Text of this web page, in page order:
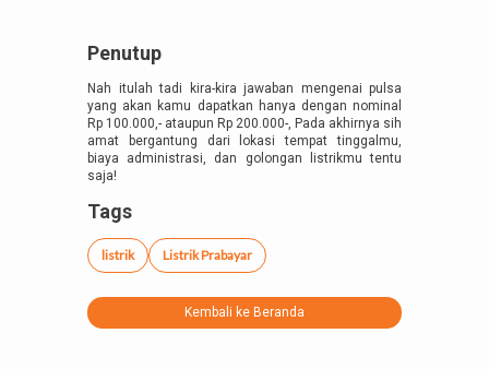
Penutup
Nah itulah tadi kira-kira jawaban mengenai pulsa
yang akan kamu dapatkan hanya dengan nominal
Rp 100.000,- ataupun Rp 200.000-, Pada akhirnya sih
amat bergantung dari lokasi tempat tinggalmu,
biaya administrasi, dan golongan listrikmu tentu
saja!
Tags
listrik Listrik Prabayar
Kembali ke Beranda